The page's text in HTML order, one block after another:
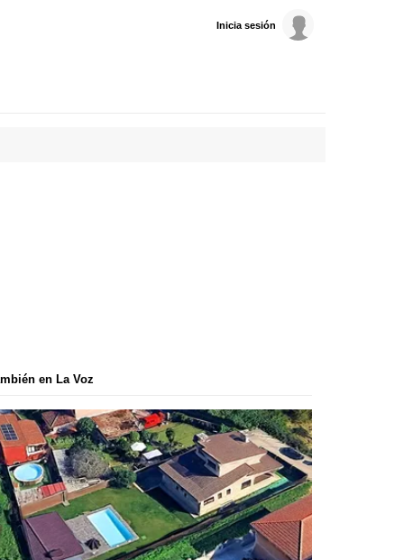
Inicia sesión
en La Voz